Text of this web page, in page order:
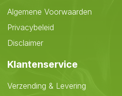
Algemene Voorwaarden
Privacybeleid
Disclaimer
Klantenservice
Verzending & Levering